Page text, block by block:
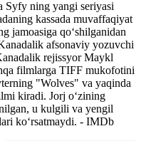
ning yangi seriyasi
kassada muvaffaqiyat
jamoasiga qo‘shilganidan
afsonaviy yozuvchi
rejissyor Maykl
filmlarga TIFF mukofotini
"Wolves" va yaqinda
kiradi. Jorj o‘zining
u kulgili va yengil
ko‘rsatmaydi. - IMDb